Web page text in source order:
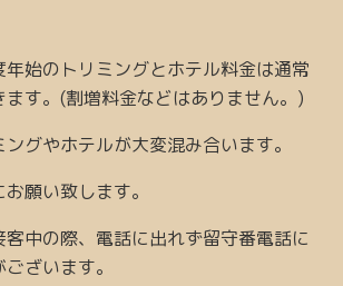
始のトリミングとホテル料金は通常
す。(割増料金などはありません。)
グやホテルが大変混み合います。
願い致します。
客中の際、電話に出れず留守番電話に
ざいます。